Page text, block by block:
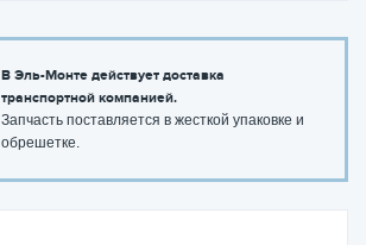
В Эль-Монте действует доставка
транспортной компанией.
Запчасть поставляется в жесткой упаковке и
обрешетке.